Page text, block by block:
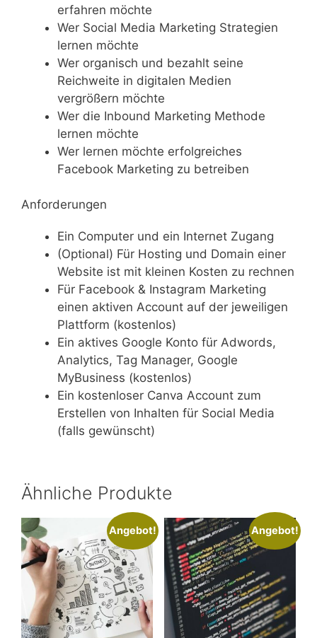
erfahren möchte
Wer Social Media Marketing Strategien
lernen möchte
Wer organisch und bezahlt seine
Reichweite in digitalen Medien
vergrößern möchte
Wer die Inbound Marketing Methode
lernen möchte
Wer lernen möchte erfolgreiches
Facebook Marketing zu betreiben
Anforderungen
Ein Computer und ein Internet Zugang
(Optional) Für Hosting und Domain einer
Website ist mit kleinen Kosten zu rechnen
Für Facebook & Instagram Marketing
einen aktiven Account auf der jeweiligen
Plattform (kostenlos)
Ein aktives Google Konto für Adwords,
Analytics, Tag Manager, Google
MyBusiness (kostenlos)
Ein kostenloser Canva Account zum
Erstellen von Inhalten für Social Media
(falls gewünscht)
Ähnliche Produkte
Angebot! Angebot!